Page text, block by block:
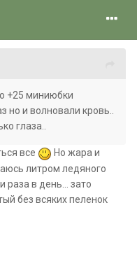
+25 миниюбки
но и волновали кровь..
глаза..
все
Но жара и
литром ледяного
раза в день... зато
без всяких пеленок